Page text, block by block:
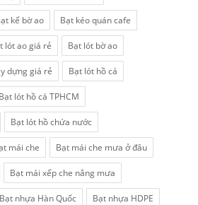
kế bờ ao Bạt kéo quán cafe
lót ao giá rẻ Bạt lót bờ ao
dựng giá rẻ Bạt lót hồ cá
Bạt lót hồ cá TPHCM
Bạt lót hồ chứa nước
mái che Bạt mái che mưa ở đâu
Bạt mái xếp che nắng mưa
Bạt nhựa Hàn Quốc Bạt nhựa HDPE